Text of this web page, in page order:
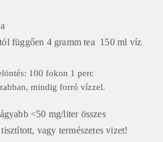
függően 4 gramm tea 150 ml víz
100 fokon 1 perc
mindig forró vízzel.
<50 mg/liter összes
vagy természetes vizet!